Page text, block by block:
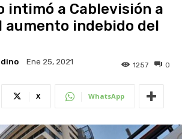
intimó a Cablevisión a
aumento indebido del
Ene 25, 2021 0
1257
X WhatsApp